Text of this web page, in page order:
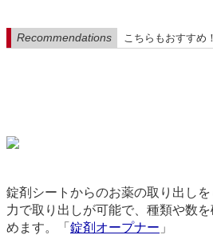
Recommendations こちらもおすすめ！
錠剤シートからのお薬の取り出し
力で取り出しが可能で、種類や数
めます。「 錠剤オープナー 」